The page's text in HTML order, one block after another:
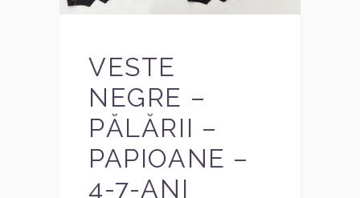
VESTE
NEGRE –
PĂLĂRII –
PAPIOANE –
4-7-ANI